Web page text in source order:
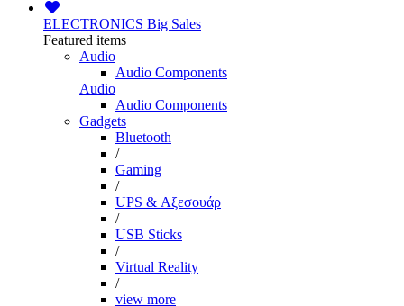
ELECTRONICS Big Sales
Featured items
Audio
Audio Components
Audio
Audio Components
Gadgets
Bluetooth
/
Gaming
/
UPS & Αξεσουάρ
/
USB Sticks
/
Virtual Reality
/
view more